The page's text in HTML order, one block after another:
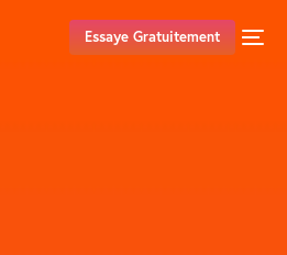
Essaye Gratuitement